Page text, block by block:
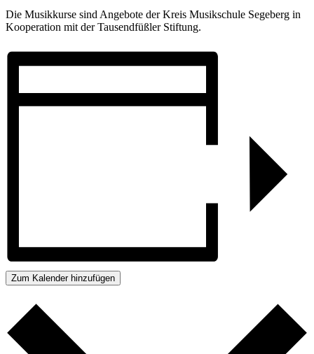
Die Musikkurse sind Angebote der Kreis Musikschule Segeberg in
Kooperation mit der Tausendfüßler Stiftung.
Zum Kalender hinzufügen